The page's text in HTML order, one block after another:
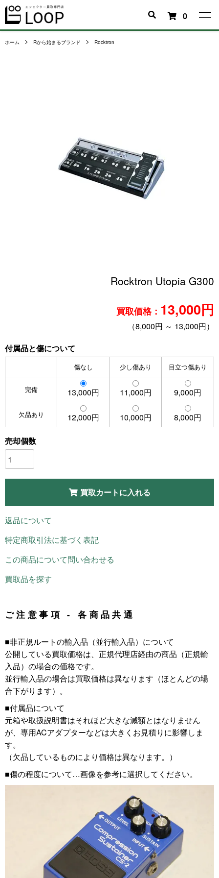
0
ホーム Rから始まるブランド Rocktron
Rocktron Utopia G300
買取価格： 13,000円
（8,000円 ～ 13,000円）
付属品と傷について
傷なし 少し傷あり 目立つ傷あり
完備 13,000円 11,000円 9,000円
欠品あり 12,000円 10,000円 8,000円
売却個数
買取カートに入れる
返品について
特定商取引法に基づく表記
この商品について問い合わせる
買取品を探す
ご注意事項 - 各商品共通
■非正規ルートの輸入品（並行輸入品）について
公開している買取価格は、正規代理店経由の商品（正規輸
入品）の場合の価格です。
並行輸入品の場合は買取価格は異なります（ほとんどの場
合下がります）。
■付属品について
元箱や取扱説明書はそれほど大きな減額とはなりません
が、専用ACアダプターなどは大きくお見積りに影響しま
す。
（欠品しているものにより価格は異なります。）
■傷の程度について…画像を参考に選択してください。